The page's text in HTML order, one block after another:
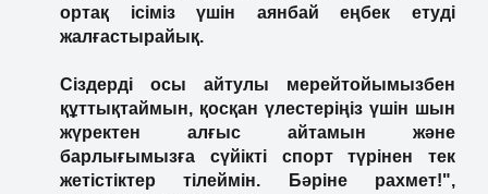
ортақ ісіміз үшін аянбай еңбек етуді
жалғастырайық.
Сіздерді осы айтулы мерейтойымызбен
құттықтаймын, қосқан үлестеріңіз үшін шын
жүректен алғыс айтамын және
барлығымызға сүйікті спорт түрінен тек
жетістіктер тілеймін. Бәріне рахмет!",